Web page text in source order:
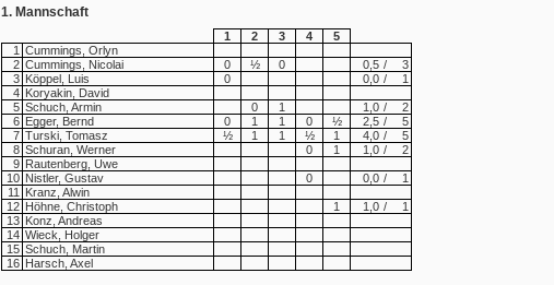
1. Mannschaft
1 2 3 4
5
1 Cummings, Orlyn
2 Cummings, Nicolai 0 ½ 0 0,5 /
3
3 Köppel, Luis 0 0,0 /
1
4 Koryakin, David
5 Schuch, Armin 0 1 1,0 /
2
6 Egger, Bernd 0 1 1 0 ½ 2,5 /
5
7 Turski, Tomasz ½ 1 1 ½ 1 4,0 /
5
8 Schuran, Werner 0 1 1,0 /
2
9 Rautenberg, Uwe
10 Nistler, Gustav 0 0,0 /
1
11
Kranz, Alwin
12 Höhne, Christoph 1 1,0 /
1
13 Konz, Andreas
14 Wieck, Holger
15 Schuch, Martin
16 Harsch, Axel